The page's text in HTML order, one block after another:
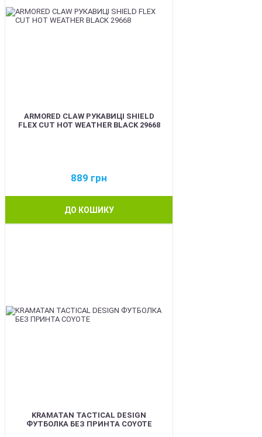
ARMORED CLAW РУКАВИЦІ SHIELD
FLEX CUT HOT WEATHER BLACK 29668
889 грн
ДО КОШИКУ
KRAMATAN TACTICAL DESIGN
ФУТБОЛКА БЕЗ ПРИНТА COYOTE